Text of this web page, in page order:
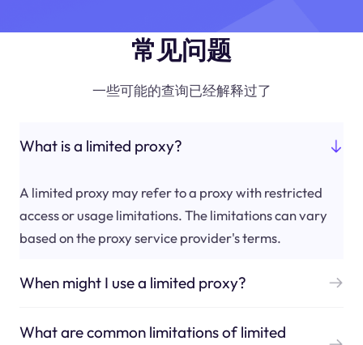
常见问题
一些可能的查询已经解释过了
What is a limited proxy?
A limited proxy may refer to a proxy with restricted
access or usage limitations. The limitations can vary
based on the proxy service provider's terms.
When might I use a limited proxy?
What are common limitations of limited